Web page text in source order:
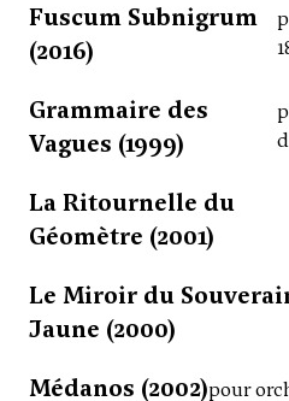
Fuscum Subnigrum
(2016)
Grammaire des
Vagues (1999)
La Ritournelle du
Géomètre (2001)
Le Miroir du
Jaune (2000)
Médanos (2002)pour